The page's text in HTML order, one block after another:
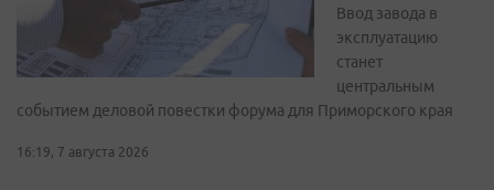
Ввод завода в
эксплуатацию
станет
центральным
событием деловой повестки форума для Приморского края
16:19, 7 августа 2026